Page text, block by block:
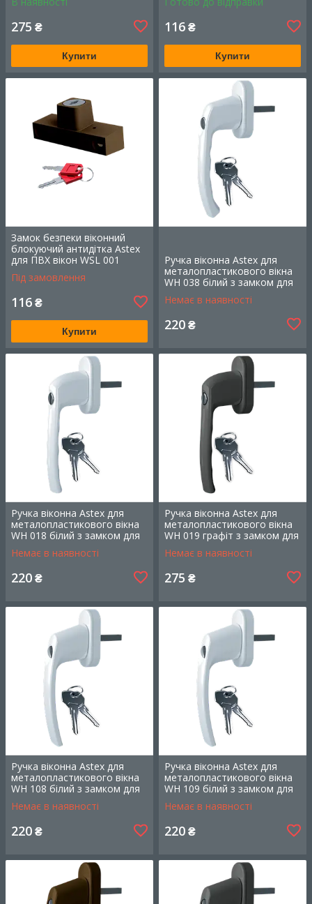
Ручка для металопластикового
Блокує стулку вікна у двох положеннях за
допомогою натискання на кнопку, відкривання
за допомогою ключа. Глянсова поверхня, захист
від УФ. Металева надійна серцевина.
Дізнатися більше
Віконна ручка WH 039, біла
Матеріал - алюміній, блокування та відкривання
за допомогою ключа. Глянцеве лакофарбове
покриття не жовтіє на світлі.
Дізнатися більше
275 ₴
Купити
116₴
Купити
Замок безпеки віконний
блокуючий антидітка Astex
для ПВХ вікон WSL 001
коричневий (РАЛ 8019)
Під замовлення
116₴
Купити
Ручка віконна Astex для
металопластикового вікна
WH 038 білий з замком для
дитячої безпеки (РАЛ 9016)
Немає в наявності
220₴
Ручка віконна Astex для
металопластикового вікна
WH 018 білий з замком для
дитячої безпеки (РАЛ 9016)
Немає в наявності
220₴
Ручка віконна Astex для
металопластикового вікна
WH 019 графіт з замком для
дитячої безпеки (РАЛ 7024)
Немає в наявності
275 ₴
Ручка віконна Astex для
металопластикового вікна
WH 108 білий з замком для
дитячої безпеки (РАЛ 9016)
Немає в наявності
220₴
Ручка віконна Astex для
металопластикового вікна
WH 109 білий з замком для
дитячої безпеки (РАЛ 9016)
Немає в наявності
220₴